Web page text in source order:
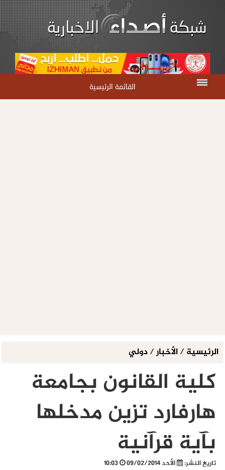
القائمة الرئيسية
الرئيسية/الأخبار/دولي
كلية القانون بجامعة
هارفارد تزين مدخلها
بآية قرآنية
تاريخ النشر: الأحد 09/02/2014